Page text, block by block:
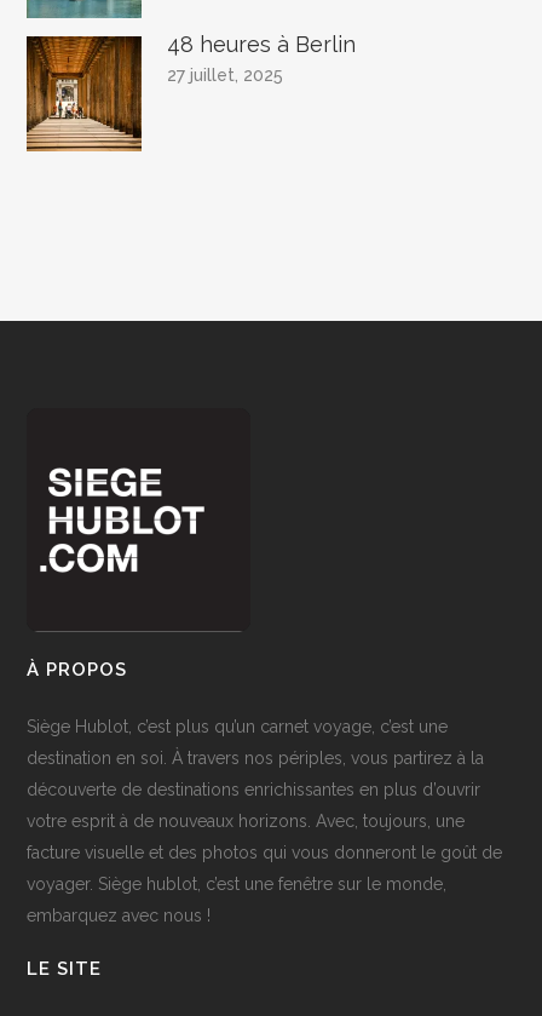
48 heures à Berlin
27 juillet, 2025
À PROPOS
Siège Hublot, c’est plus qu’un carnet voyage, c’est une
destination en soi. À travers nos périples, vous partirez à la
découverte de destinations enrichissantes en plus d’ouvrir
votre esprit à de nouveaux horizons. Avec, toujours, une
facture visuelle et des photos qui vous donneront le goût de
voyager. Siège hublot, c’est une fenêtre sur le monde,
embarquez avec nous !
LE SITE